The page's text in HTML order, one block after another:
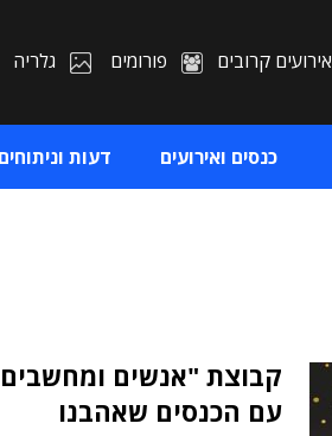
אירועים קרובים פורומים גלריה
כנסים ואירועים דעות וניתוחים
קבוצת "אנשים
עם הכנסים שאהבנו